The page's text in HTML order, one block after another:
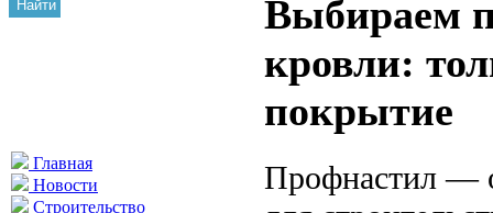
Найти
Главная
Новости
Строительство
Выбираем
кровли:
покрытие
Профнастил —